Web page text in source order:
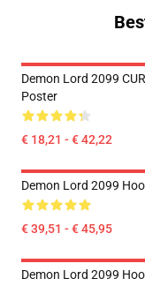
Demon Lord 2099
Poster
€ 18,21 - € 42,22
Demon Lord 2099
€ 39,51 - € 45,95
Demon Lord 2099